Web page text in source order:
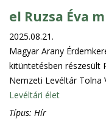
el Ruzsa Éva
2025.08.21.
Magyar Arany
kitüntetésben részesült
Nemzeti Levéltár Tolna
Levéltári élet
Típus: Hír